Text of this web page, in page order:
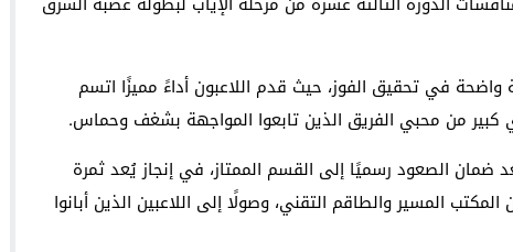
واضحة في تحقيق الفوز، حيث قدم اللاعبون أداءً مميزًا اتسم
كبير من محبي الفريق الذين تابعوا المواجهة بشغف وحماس.
ضمان الصعود رسميًا إلى القسم الممتاز، في إنجاز يُعد ثمرة
المسير والطاقم التقني، وصولًا إلى اللاعبين الذين أبانوا